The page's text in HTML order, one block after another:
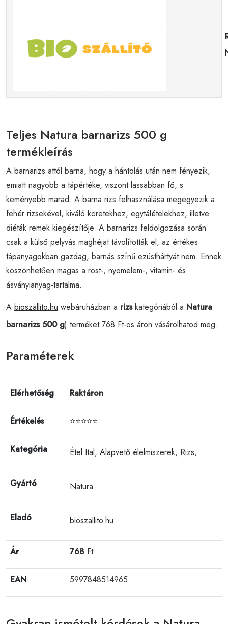
Teljes Natura barnarizs 500 g
termékleírás
A barnarizs attól barna, hogy a hántolás után nem fényezik,
emiatt nagyobb a tápértéke, viszont lassabban fő, s
keményebb marad. A barna rizs felhasználása megegyezik a
fehér rizsekével, kiváló köretekhez, egytálételekhez, illetve
diéták remek kiegészítője. A barnarizs feldolgozása során
csak a külső pelyvás maghéjat távolították el, az értékes
tápanyagokban gazdag, barnás színű ezüsthártyát nem. Ennek
köszönhetően magas a rost-, nyomelem-, vitamin- és
ásványianyag-tartalma.
A bioszallito.hu webáruházban a rizskategóriából a Natura
barnarizs 500 g) terméket 768 Ft-os áron vásárolhatod meg.
Paraméterek
Elérhetőség Raktáron
Értékelés ⭐⭐⭐⭐⭐
Kategória Étel Ital, Alapvető élelmiszerek, Rizs,
Gyártó Natura
Eladó bioszallito.hu
Ár 768 Ft
EAN 5997848514965